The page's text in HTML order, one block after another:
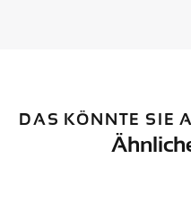
DAS KÖNNTE SIE